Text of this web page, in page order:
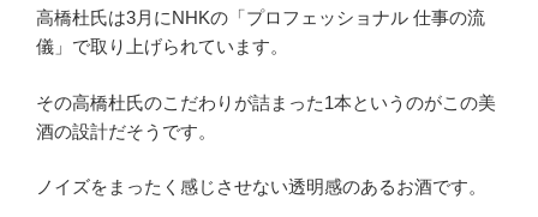
高橋杜氏は3月にNHKの「プロフェッショナル 仕事の流
儀」で取り上げられています。
その高橋杜氏のこだわりが詰まった1本というのがこの美
酒の設計だそうです。
ノイズをまったく感じさせない透明感のあるお酒です。